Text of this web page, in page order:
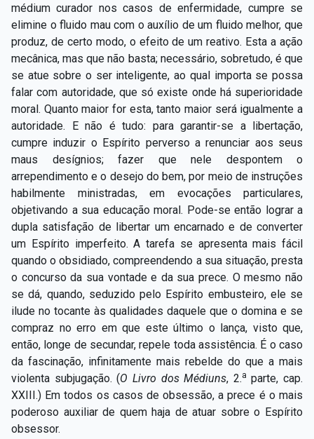
médium curador nos casos de enfermidade, cumpre se
elimine o fluido mau com o auxílio de um fluido melhor, que
produz, de certo modo, o efeito de um reativo. Esta a ação
mecânica, mas que não basta; necessário, sobretudo, é que
se atue sobre o ser inteligente, ao qual importa se possa
falar com autoridade, que só existe onde há superioridade
moral. Quanto maior for esta, tanto maior será igualmente a
autoridade. E não é tudo: para garantir-se a libertação,
cumpre induzir o Espírito perverso a renunciar aos seus
maus desígnios; fazer que nele despontem o
arrependimento e o desejo do bem, por meio de instruções
habilmente ministradas, em evocações particulares,
objetivando a sua educação moral. Pode-se então lograr a
dupla satisfação de libertar um encarnado e de converter
um Espírito imperfeito. A tarefa se apresenta mais fácil
quando o obsidiado, compreendendo a sua situação, presta
o concurso da sua vontade e da sua prece. O mesmo não
se dá, quando, seduzido pelo Espírito embusteiro, ele se
ilude no tocante às qualidades daquele que o domina e se
compraz no erro em que este último o lança, visto que,
então, longe de secundar, repele toda assistência. É o caso
da fascinação, infinitamente mais rebelde do que a mais
violenta subjugação. (O Livro dos Médiuns, 2.a parte, cap.
XXIII.) Em todos os casos de obsessão, a prece é o mais
poderoso auxiliar de quem haja de atuar sobre o Espírito
obsessor.